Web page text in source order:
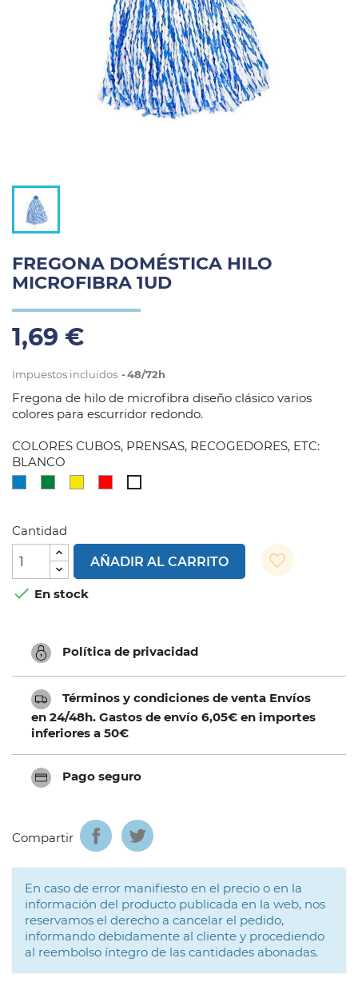
FREGONA DOMÉSTICA HILO
MICROFIBRA 1UD
1,69 €
Impuestos incluidos 48/72h
Fregona de hilo de microfibra diseño clásico varios
colores para escurridor redondo.
COLORES CUBOS, PRENSAS, RECOGEDORES, ETC:
BLANCO
Cantidad
AÑADIR AL CARRITO
favorite_border
 En stock
Política de privacidad
Términos y condiciones de venta Envíos
en 24/48h. Gastos de envío 6,05€ en importes
inferiores a 50€
Pago seguro
Compartir
En caso de error manifiesto en el precio o en la
información del producto publicada en la web, nos
reservamos el derecho a cancelar el pedido,
informando debidamente al cliente y procediendo
al reembolso íntegro de las cantidades abonadas.